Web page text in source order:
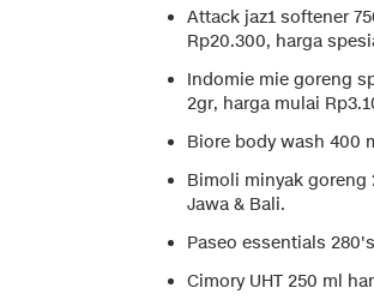
Attack jaz1 softener
Rp20.300, harga
Indomie mie goreng
2gr, harga mulai
Biore body wash 400
Bimoli minyak goreng
Jawa & Bali.
Paseo essentials
Cimory UHT 250 ml